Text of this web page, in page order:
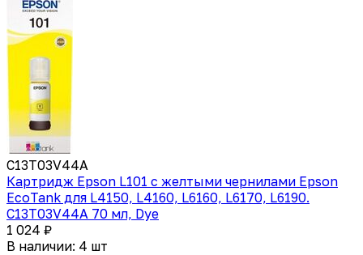
C13T03V44A
Картридж Epson L101 с желтыми чернилами Epson
EcoTank для L4150, L4160, L6160, L6170, L6190.
C13T03V44A 70 мл, Dye
1 024 ₽
В наличии: 4 шт